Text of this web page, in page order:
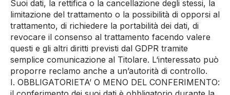
Suoi dati, la rettifica o la cancellazione degli stessi, la
limitazione del trattamento o la possibilità di opporsi al
trattamento, di richiedere la portabilità dei dati, di
revocare il consenso al trattamento facendo valere
questi e gli altri diritti previsti dal GDPR tramite
semplice comunicazione al Titolare. L‘interessato può
proporre reclamo anche a un’autorità di controllo.
I. OBBLIGATORIETA’ O MENO DEL CONFERIMENTO: